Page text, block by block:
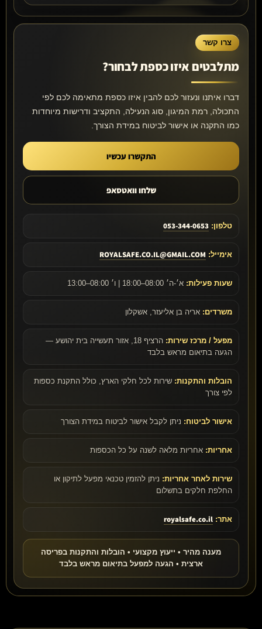
צרו קשר
מתלבטים איזו כספת לבחור?
דברו איתנו ונעזור לכם להבין איזו כספת מתאימה לכם לפי
התכולה, רמת המיגון, סוג הנעילה, התקציב ודרישות מיוחדות
כמו התקנה או אישור לביטוח במידת הצורך.
התקשרו עכשיו
שלחו וואטסאפ
טלפון: 053-344-0653
אימייל: ROYALSAFE.CO.IL@GMAIL.COM
שעות פעילות: א׳-ה׳ 08:00–18:00 | ו׳ 08:00–13:00
משרדים: אריה בן אליעזר, אשקלון
מפעל / מרכז שירות:
הרציף 18, אזור תעשייה בית יהושע —
הגעה בתיאום מראש בלבד
הובלות והתקנות: שירות לכל חלקי הארץ, כולל התקנת כספות
לפי צורך
אישור לביטוח: ניתן לקבל אישור לביטוח במידת הצורך
אחריות: אחריות מלאה לשנה על כל הכספות
שירות לאחר אחריות: ניתן להזמין טכנאי מפעל לתיקון או
החלפת חלקים בתשלום
אתר: royalsafe.co.il
מענה מהיר • ייעוץ מקצועי • הובלות והתקנות בפריסה
ארצית • הגעה למפעל בתיאום מראש בלבד